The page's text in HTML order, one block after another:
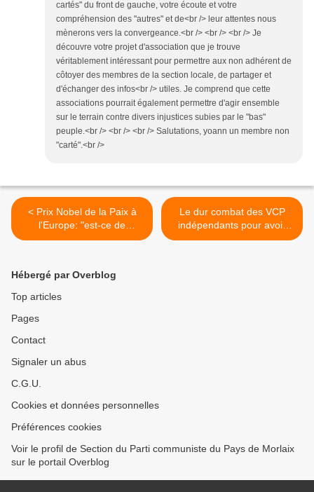
cartés" du front de gauche, votre écoute et votre
compréhension des "autres" et de<br /> leur attentes nous
mènerons vers la convergeance.<br /> <br /> <br /> Je
découvre votre projet d'association que je trouve
véritablement intéressant pour permettre aux non adhérent de
côtoyer des membres de la section locale, de partager et
d'échanger des infos<br /> utiles. Je comprend que cette
associations pourrait également permettre d'agir ensemble
sur le terrain contre divers injustices subies par le "bas"
peuple.<br /> <br /> <br /> Salutations, yoann un membre non
"carté".<br />
< Prix Nobel de la Paix à
l'Europe: "est-ce de
l'humour noir"? (Pierre
Le dur combat des VCP
indépendants pour avoir
des conditions de
Hébergé par Overblog
Top articles
Pages
Contact
Signaler un abus
C.G.U.
Cookies et données personnelles
Préférences cookies
Voir le profil de Section du Parti communiste du Pays de Morlaix
sur le portail Overblog